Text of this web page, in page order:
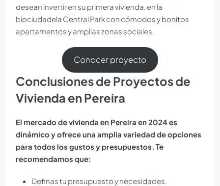
desean invertir en su primera vivienda, en la
biociudadela Central Park con cómodos y bonitos
apartamentos y amplias zonas sociales.
Conocer proyecto
Conclusiones de Proyectos de
Vivienda en Pereira
El mercado de vivienda en Pereira en 2024 es
dinámico y ofrece una amplia variedad de opciones
para todos los gustos y presupuestos. Te
recomendamos que:
Definas tu presupuesto y necesidades.